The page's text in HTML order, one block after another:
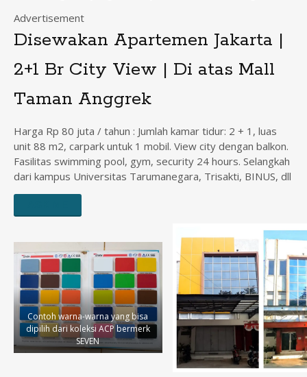
Advertisement
Disewakan Apartemen Jakarta |
2+1 Br City View | Di atas Mall
Taman Anggrek
Harga Rp 80 juta / tahun : Jumlah kamar tidur: 2 + 1, luas
unit 88 m2, carpark untuk 1 mobil. View city dengan balkon.
Fasilitas swimming pool, gym, security 24 hours. Selangkah
dari kampus Universitas Tarumanegara, Trisakti, BINUS, dll
Contoh warna-warna yang bisa
dipilih dari koleksi ACP bermerk
SEVEN